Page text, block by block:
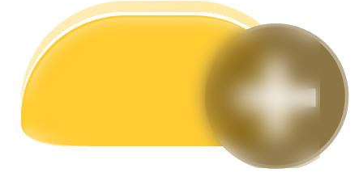
Dowiedz się, jak zachować rentowność